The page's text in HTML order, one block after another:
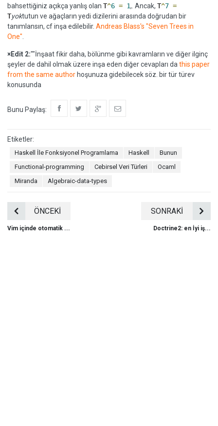
bahsettiğiniz açıkça yanlış olan T^6 = 1,. Ancak, T^7 =
Tyoktutun ve ağaçların yedi dizilerini arasında doğrudan bir
tanımlansın, cf inşa edilebilir. Andreas Blass's "Seven Trees in
One"
×Edit 2:""İnşaat fikir daha, bölünme gibi kavramların ve diğer ilginç
şeyler de dahil olmak üzere inşa eden diğer cevapları da this paper
from the same author hoşunuza gidebilecek söz. bir tür türev
konusunda
Bunu Paylaş:
Etiketler:
Haskell İle Fonksiyonel Programlama Haskell
Bunun
Functional-programming
Cebirsel Veri Türleri
Ocaml
Miranda
Algebraic-data-types
ÖNCEKİ
Vim içinde otomatik ...
SONRAKİ
Doctrine2: en İyi iş...